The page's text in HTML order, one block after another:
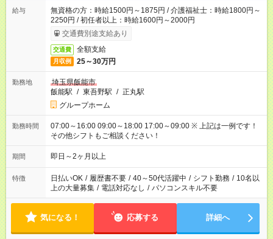
給与
無資格の方：時給1500円～1875円 / 介護福祉士：時給1800円～
2250円 / 初任者以上：時給1600円～2000円
交通費別途支給あり
交通費 全額支給
月収例 25～30万円
勤務地
埼玉県飯能市
飯能駅 / 東吾野駅 / 正丸駅
グループホーム
勤務時間
07:00～16:00 09:00～18:00 17:00～09:00 ※ 上記は一例です！
その他シフトもご相談ください！
期間 即日～2ヶ月以上
特徴 日払いOK / 履歴書不要 / 40～50代活躍中 / シフト勤務 / 10名以
上の大量募集 / 電話対応なし / パソコンスキル不要
気になる！ 応募する 詳細へ